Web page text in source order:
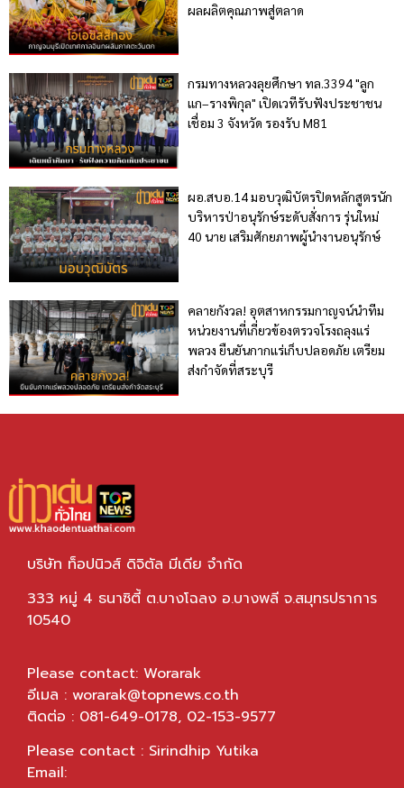
ผลผลิตคุณภาพสู่ตลาด
กรมทางหลวงลุยศึกษา ทล.3394 "ลูก
แก–รางพิกุล" เปิดเวทีรับฟังประชาชน
เชื่อม 3 จังหวัด รองรับ M81
ผอ.สบอ.14 มอบวุฒิบัตรปิดหลักสูตรนัก
บริหารป่าอนุรักษ์ระดับสั่งการ รุ่นใหม่
40 นาย เสริมศักยภาพผู้นำงานอนุรักษ์
คลายกังวล! อุตสาหกรรมกาญจน์นำทีม
หน่วยงานที่เกี่ยวข้องตรวจโรงถลุงแร่
พลวง ยืนยันกากแร่เก็บปลอดภัย เตรียม
ส่งกำจัดที่สระบุรี
บริษัท ท็อปนิวส์ ดิจิตัล มีเดีย จำกัด
333 หมู่ 4 ธนาซิตี้ ต.บางโฉลง อ.บางพลี จ.สมุทรปราการ
10540
Please contact: Worarak
อีเมล : worarak@topnews.co.th
ติดต่อ : 081-649-0178, 02-153-9577
Please contact : Sirindhip Yutika
Email: